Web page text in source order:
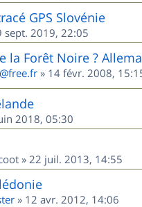
GPS Slovénie
sept. 2019, 22:05
la Forêt Noire ?
» 14 févr. 2008,
2018, 05:30
» 22 juil. 2013, 14:55
» 12 avr. 2012, 14:06